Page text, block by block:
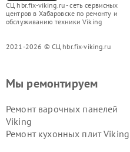
СЦ hbr.fix-viking.ru - сеть сервисных
центров в Хабаровске по ремонту и
обслуживанию техники Viking
2021-2026 © СЦ hbr.fix-viking.ru
Мы ремонтируем
Ремонт варочных панелей
Viking
Ремонт кухонных плит Viking